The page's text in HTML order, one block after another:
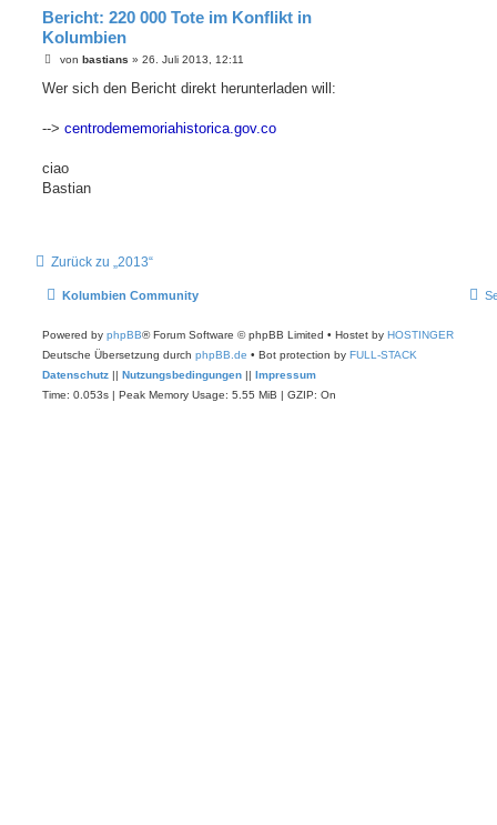
Bericht: 220 000 Tote im Konflikt in
Kolumbien
B
i
a
von bastians » 26. Juli 2013, 12:11
Wer sich den Bericht direkt herunterladen will:
--> centrodememoriahistorica.gov.co
ciao
Bastian
Zurück zu „2013“
Kolumbien Community
Powered by phpBB® Forum Software © phpBB Limited • Hostet by HOSTINGER
Deutsche Übersetzung durch phpBB.de • Bot protection by FULL-STACK
Datenschutz || Nutzungsbedingungen || Impressum
Time: 0.053s | Peak Memory Usage: 5.55 MiB | GZIP: On